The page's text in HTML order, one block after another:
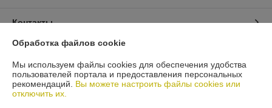
Контакты
Доставка и оплата
График работы
Обработка файлов cookie
Мы используем файлы cookies для обеспечения удобства
пользователей портала и предоставления персональных
рекомендаций. Вы можете настроить файлы cookies или
отключить их.